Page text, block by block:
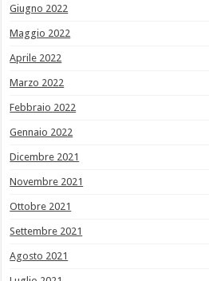
Giugno 2022
Maggio 2022
Aprile 2022
Marzo 2022
Febbraio 2022
Gennaio 2022
Dicembre 2021
Novembre 2021
Ottobre 2021
Settembre 2021
Agosto 2021